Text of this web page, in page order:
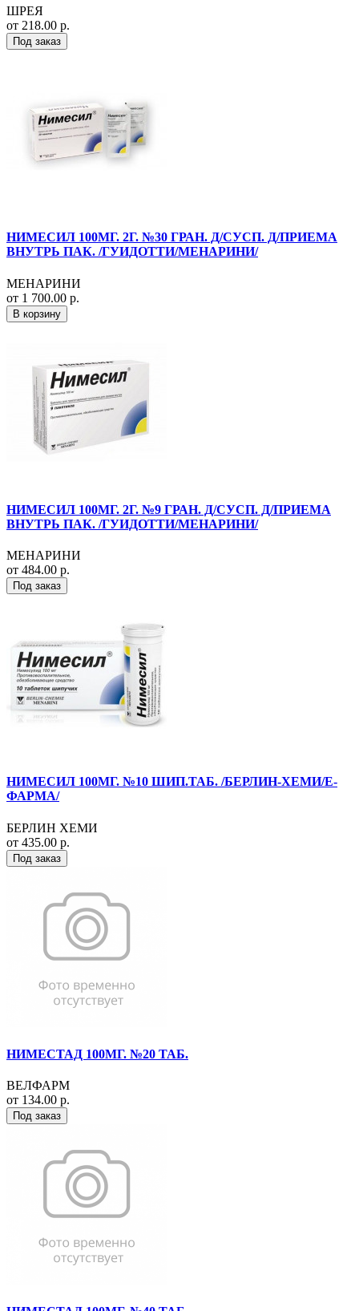
ШРЕЯ
от 218.00 р.
Под заказ
НИМЕСИЛ 100МГ. 2Г. №30 ГРАН. Д/СУСП. Д/ПРИЕМА
ВНУТРЬ ПАК. /ГУИДОТТИ/МЕНАРИНИ/
МЕНАРИНИ
от 1 700.00 р.
В корзину
НИМЕСИЛ 100МГ. 2Г. №9 ГРАН. Д/СУСП. Д/ПРИЕМА
ВНУТРЬ ПАК. /ГУИДОТТИ/МЕНАРИНИ/
МЕНАРИНИ
от 484.00 р.
Под заказ
НИМЕСИЛ 100МГ. №10 ШИП.ТАБ. /БЕРЛИН-ХЕМИ/Е-
ФАРМА/
БЕРЛИН ХЕМИ
от 435.00 р.
Под заказ
НИМЕСТАД 100МГ. №20 ТАБ.
ВЕЛФАРМ
от 134.00 р.
Под заказ